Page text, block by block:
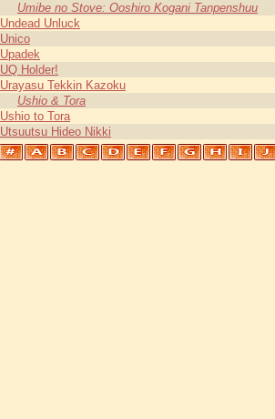
Umibe no Stove: Ooshiro Kogani Tanpenshuu
Undead Unluck
Unico
Upadek
UQ Holder!
Urayasu Tekkin Kazoku
Ushio & Tora
Ushio to Tora
Utsuutsu Hideo Nikki